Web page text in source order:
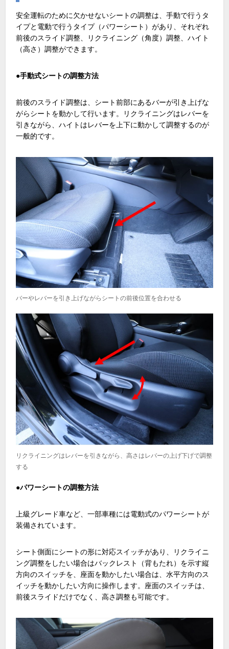
安全運転のために欠かせないシートの調整は、手動で行うタ
イプと電動で行うタイプ（パワーシート）があり、それぞれ
前後のスライド調整、リクライニング（角度）調整、ハイト
（高さ）調整ができます。
●手動式シートの調整方法
前後のスライド調整は、シート前部にあるバーが引き上げな
がらシートを動かして行います。リクライニングはレバーを
引きながら、ハイトはレバーを上下に動かして調整するのが
一般的です。
バーやレバーを引き上げながらシートの前後位置を合わせる
リクライニングはレバーを引きながら、高さはレバーの上げ下げで調整
する
●パワーシートの調整方法
上級グレード車など、一部車種には電動式のパワーシートが
装備されています。
シート側面にシートの形に対応スイッチがあり、リクライニ
ング調整をしたい場合はバックレスト（背もたれ）を示す縦
方向のスイッチを、座面を動かしたい場合は、水平方向のス
イッチを動かしたい方向に操作します。座面のスイッチは、
前後スライドだけでなく、高さ調整も可能です。